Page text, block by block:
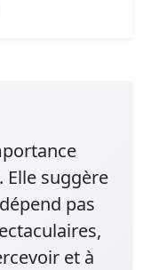
suggère
pas
et à